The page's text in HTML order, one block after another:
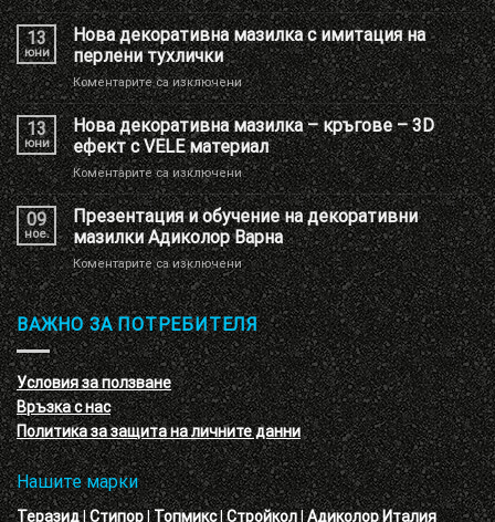
Ново
брандиране
на
Шоу
РУМ
Адиколор
13
юни
Нова декоративна мазилка с имитация на
перлени тухлички
Коментарите са изключениза
Нова
декоративна
мазилка
с
имитация
на
перлени
тухлички
13
юни
Нова декоративна мазилка – кръгове – 3D
ефект с VELE материал
Коментарите са изключениза
Нова
декоративна
мазилка
–
кръгове
–
3D
ефект
с
VELE
материал
09
ное.
Презентация и обучение на декоративни
мазилки Адиколор Варна
Коментарите са изключениза
Презентация
и
обучение
на
декоративни
мазилки
Адиколор
Варна
ВАЖНО ЗА ПОТРЕБИТЕЛЯ
Условия за ползване
Връзка с нас
Политика за защита на личните данни
Нашите марки
Теразид|Стипор|Топмикс|Стройкол|Адиколор Италия